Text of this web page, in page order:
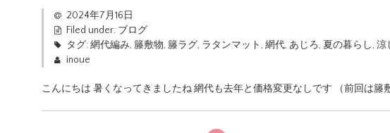
2024年7月16日
Filed under: ブログ
タグ:網代編み, 籐敷物, 籐ラグ, ラタンマット , 網代, あじろ, 夏の暮らし, 涼
inoue
こんにちは 暑くなってきましたね 網代も去年と価格変更なしです （前回は籐